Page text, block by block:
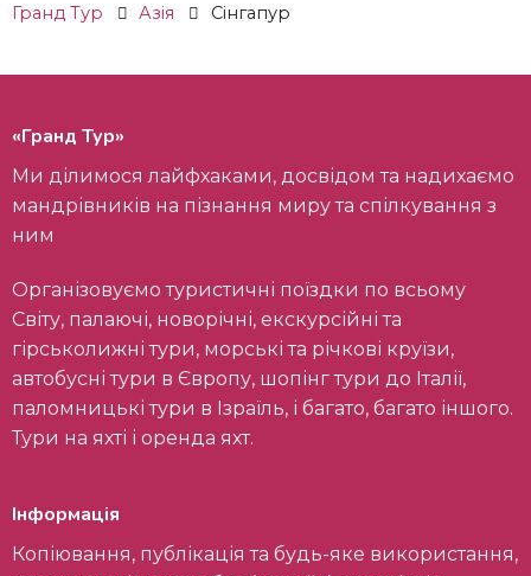
Гранд Тур Азія Сінгапур
«Гранд Тур»
Ми ділимося лайфхаками, досвідом та надихаємо
мандрівників на пізнання миру та спілкування з
ним
Організовуємо туристичні поїздки по всьому
Світу, палаючі, новорічні, екскурсійні та
гірськолижні тури, морські та річкові круїзи,
автобусні тури в Європу, шопінг тури до Італії,
паломницькі тури в Ізраїль, і багато, багато іншого.
Тури на яхті і оренда яхт.
Інформація
Копіювання, публікація та будь-яке використання,